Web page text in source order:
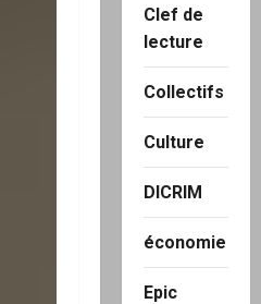
Clef de
lecture
Collectifs
Culture
DICRIM
économie
Epic